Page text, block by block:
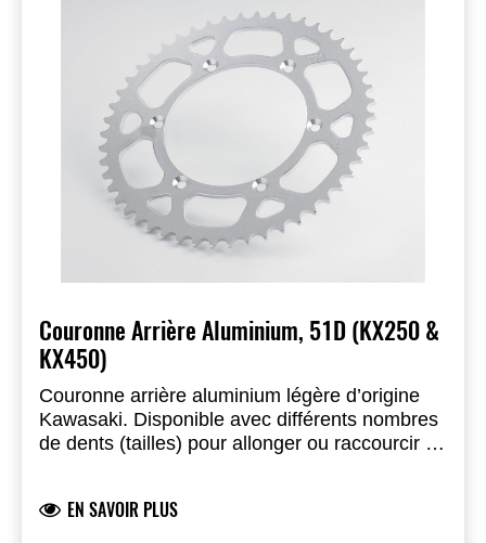
Couronne Arrière Aluminium, 51D (KX250 &
KX450)
Couronne arrière aluminium légère d’origine
Kawasaki. Disponible avec différents nombres
de dents (tailles) pour allonger ou raccourcir la
EN SAVOIR PLUS